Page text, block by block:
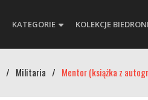
KATEGORIE KOLEKCJE
/ Militaria / Mentor (książka z